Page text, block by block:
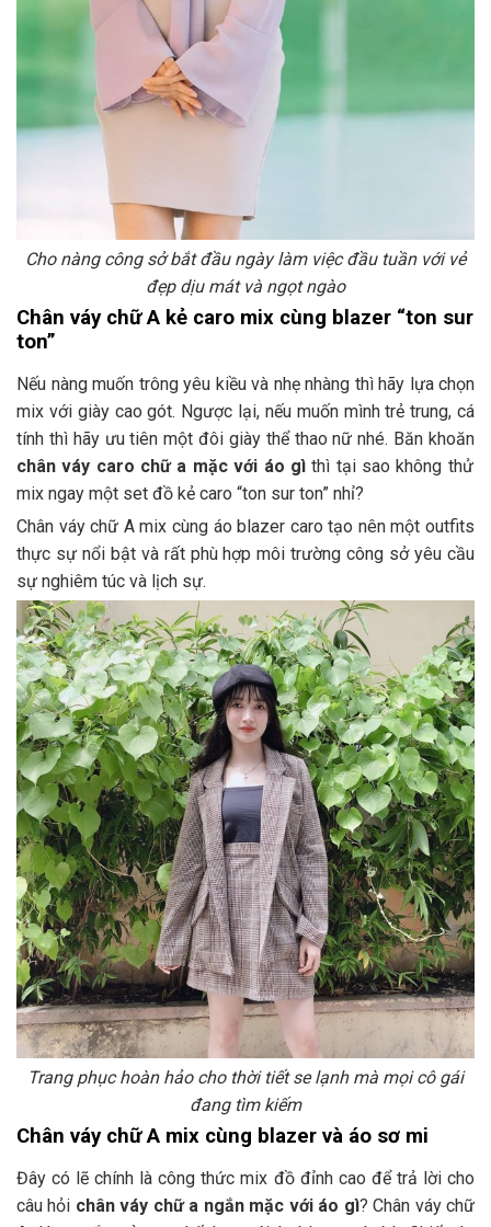
Cho nàng công sở bắt đầu ngày làm việc đầu tuần với vẻ
đẹp dịu mát và ngọt ngào
Chân váy chữ A kẻ caro mix cùng blazer “ton sur
ton”
Nếu nàng muốn trông yêu kiều và nhẹ nhàng thì hãy lựa chọn
mix với giày cao gót. Ngược lại, nếu muốn mình trẻ trung, cá
tính thì hãy ưu tiên một đôi giày thể thao nữ nhé. Băn khoăn
chân váy caro chữ a mặc với áo gìthì tại sao không thử
mix ngay một set đồ kẻ caro “ton sur ton” nhỉ?
Chân váy chữ A mix cùng áo blazer caro tạo nên một outfits
thực sự nổi bật và rất phù hợp môi trường công sở yêu cầu
sự nghiêm túc và lịch sự.
Trang phục hoàn hảo cho thời tiết se lạnh mà mọi cô gái
đang tìm kiếm
Chân váy chữ A mix cùng blazer và áo sơ mi
Đây có lẽ chính là công thức mix đồ đỉnh cao để trả lời cho
câu hỏi chân váy chữ a ngắn mặc với áo gì? Chân váy chữ